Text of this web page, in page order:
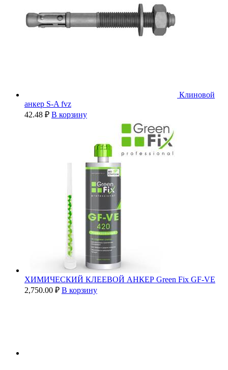
Клиновой
анкер S-A fvz
42.48 ₽ В корзину
ХИМИЧЕСКИЙ КЛЕЕВОЙ АНКЕР Green Fix GF-VE
2,750.00 ₽ В корзину